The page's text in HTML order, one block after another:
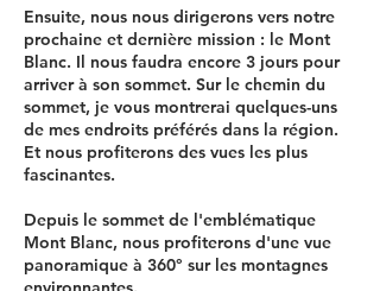
Ensuite, nous nous dirigerons vers notre
prochaine et dernière mission : le Mont
Blanc. Il nous faudra encore 3 jours pour
arriver à son sommet. Sur le chemin du
sommet, je vous montrerai quelques-uns
de mes endroits préférés dans la région.
Et nous profiterons des vues les plus
fascinantes.
Depuis le sommet de l'emblématique
Mont Blanc, nous profiterons d'une vue
panoramique à 360° sur les montagnes